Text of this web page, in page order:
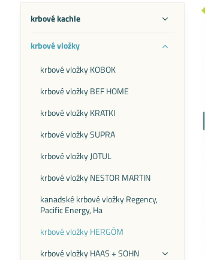
krbové kachle
krbové vložky
krbové vložky KOBOK
krbové vložky BEF HOME
krbové vložky KRATKI
krbové vložky SUPRA
krbové vložky JOTUL
krbové vložky NESTOR MARTIN
kanadské krbové vložky Regency,
Pacific Energy, Ha
krbové vložky HERGÓM
krbové vložky HAAS + SOHN